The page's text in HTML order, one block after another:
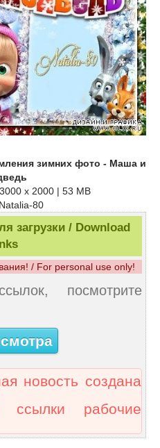
зимних фото - Маша и
х 2000 | 53 MB
80
загрузки / Download
/ For personal use only!
посмотрите
новость создана
ссылки рабочие